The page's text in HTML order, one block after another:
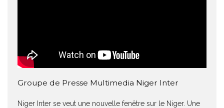
Groupe de Presse Multimedia Niger Inter
Niger Inter se veut une nouvelle fenêtre sur le Niger. Une